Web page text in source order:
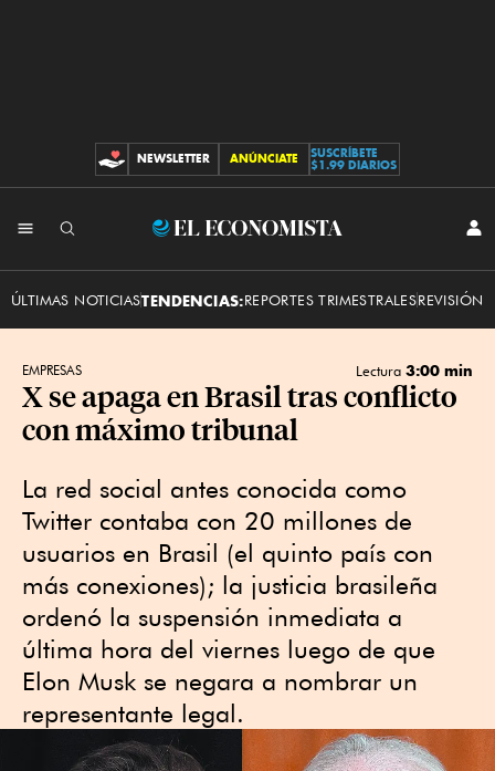
CONTRIBUCIONES
NEWSLETTER ANÚNCIATE
SUSCRÍBETE
$1.99 DIARIOS
El
ÚLTIMAS NOTICIASTENDENCIAS:REPORTES TRIMESTRALESREVISIÓN
EMPRESAS Lectura 3:00 min
X se apaga en Brasil tras conflicto
con máximo tribunal
La red social antes conocida como
Twitter contaba con 20 millones de
usuarios en Brasil (el quinto país con
más conexiones); la justicia brasileña
ordenó la suspensión inmediata a
última hora del viernes luego de que
Elon Musk se negara a nombrar un
representante legal.